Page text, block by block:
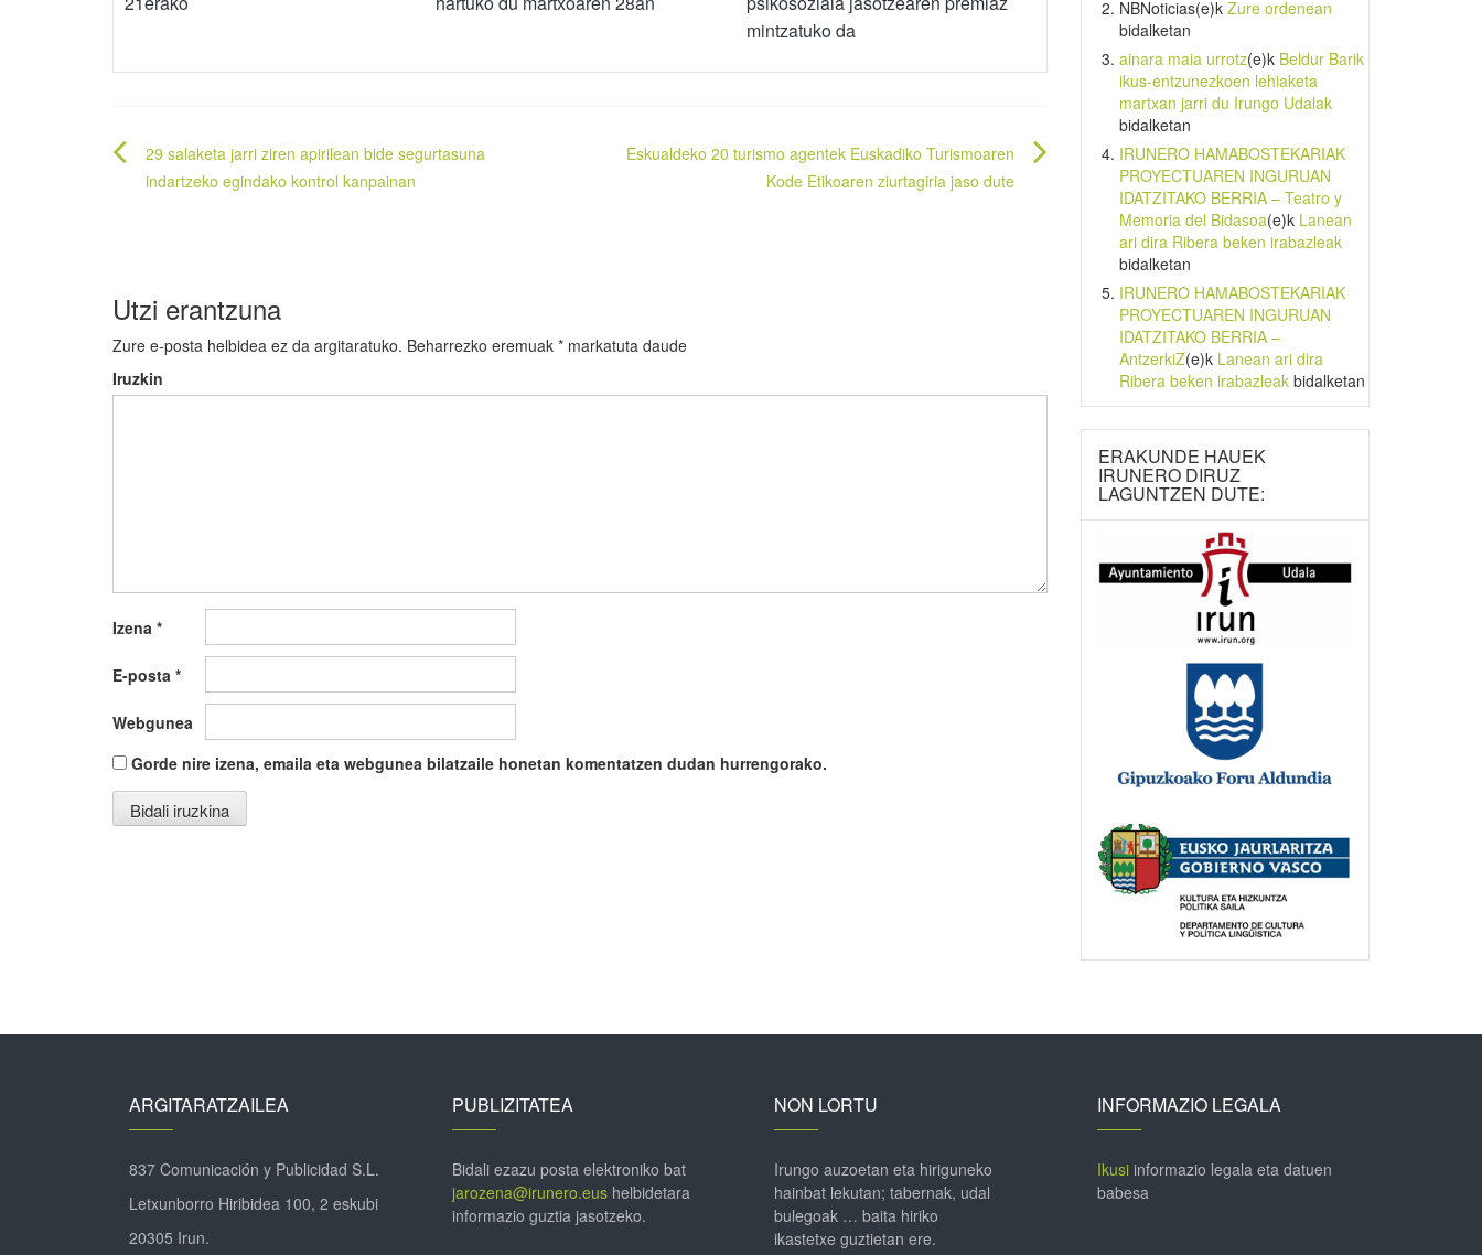
mintzatuko da
Bidalketetan
zehar
29 salaketa jarri ziren apirilean bide segurtasuna
indartzeko egindako kontrol kanpainan
Eskualdeko 20 turismo agentek Euskadiko Turismoaren
Kode Etikoaren ziurtagiria jaso dute
Utzi erantzuna
Zure e-posta helbidea ez da argitaratuko. Beharrezko eremuak * markatuta daude
Iruzkin
Izena *
E-posta *
Webgunea
Gorde nire izena, emaila eta webgunea bilatzaile honetan komentatzen dudan hurrengorako.
NBNoticias(e)k Zure ordenean
bidalketan
ainara maia urrotz(e)k Beldur Barik
ikus-entzunezkoen lehiaketa
martxan jarri du Irungo Udalak
bidalketan
IRUNERO HAMABOSTEKARIAK
PROYECTUAREN INGURUAN
IDATZITAKO BERRIA – Teatro y
Memoria del Bidasoa(e)k Lanean
ari dira Ribera beken irabazleak
bidalketan
IRUNERO HAMABOSTEKARIAK
PROYECTUAREN INGURUAN
IDATZITAKO BERRIA –
AntzerkiZ(e)k Lanean ari dira
Ribera beken irabazleakbidalketan
ERAKUNDE HAUEK
IRUNERO DIRUZ
LAGUNTZEN DUTE:
ARGITARATZAILEA
837 Comunicación y Publicidad S.L.
Letxunborro Hiribidea 100, 2 eskubi
20305 Irun.
PUBLIZITATEA
Bidali ezazu posta elektroniko bat
jarozena@irunero.eushelbidetara
informazio guztia jasotzeko.
NON LORTU
Irungo auzoetan eta hiriguneko
hainbat lekutan; tabernak, udal
bulegoak … baita hiriko
ikastetxe guztietan ere.
INFORMAZIO LEGALA
Ikusiinformazio legala eta datuen
babesa